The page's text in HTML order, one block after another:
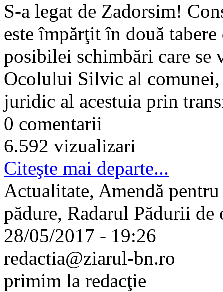
S-a legat de Zadorsim!
este împărţit în două
posibilei schimbări care
Ocolului Silvic al comunei,
juridic al acestuia prin
0 comentarii
6.592 vizualizari
Citeşte mai departe...
Actualitate, Amendă
pădure, Radarul Pădurii
28/05/2017 - 19:26
redactia@ziarul-bn.ro
primim la redacţie